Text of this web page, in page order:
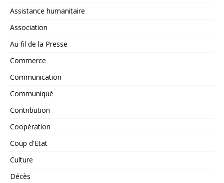
Assistance humanitaire
Association
Au fil de la Presse
Commerce
Communication
Communiqué
Contribution
Coopération
Coup d'Etat
Culture
Décès